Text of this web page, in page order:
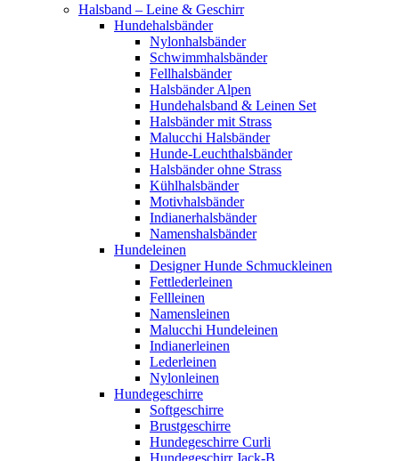
Halsband – Leine & Geschirr
Hundehalsbänder
Nylonhalsbänder
Schwimmhalsbänder
Fellhalsbänder
Halsbänder Alpen
Hundehalsband & Leinen Set
Halsbänder mit Strass
Malucchi Halsbänder
Hunde-Leuchthalsbänder
Halsbänder ohne Strass
Kühlhalsbänder
Motivhalsbänder
Indianerhalsbänder
Namenshalsbänder
Hundeleinen
Designer Hunde Schmuckleinen
Fettlederleinen
Fellleinen
Namensleinen
Malucchi Hundeleinen
Indianerleinen
Lederleinen
Nylonleinen
Hundegeschirre
Softgeschirre
Brustgeschirre
Hundegeschirre Curli
Hundegeschirr Jack-B